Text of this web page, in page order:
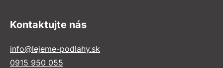
Kontaktujte nás
info@lejeme-podlahy.sk
0915 950 055